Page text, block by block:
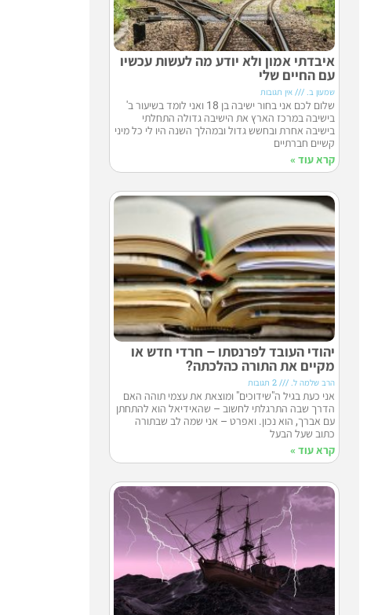
איבדתי אמון ולא יודע מה לעשות עכשיו
עם החיים שלי
שמעון ב. אין תגובות
שלום לכם אני בחור ישיבה בן 18 ואני לומד בשיעור ב'
בישיבה במרכז הארץ את הישיבה גדולה התחלתי
בישיבה אחרת ובחשש גדול ובמהלך השנה היו לי כל מיני
קשיים חברתיים
קרא עוד »
יהודי העובד לפרנסתו – חרדי חדש או
מקיים את התורה כהלכתה?
הרב שלמה ל. 2 תגובות
אני כעת בגיל ה"שידוכים" ומוצאת את עצמי תוהה האם
הדרך שבה התרגלתי לחשוב – שהאידיאל הוא להתחתן
עם אברך, הוא נכון. ואפרט – אני שמה לב שבתורה
כתוב שעל הבעל
קרא עוד »